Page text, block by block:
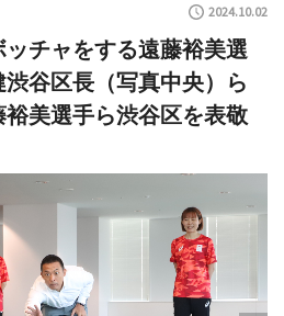
2024.10.02
チャをする遠藤裕美選
谷区長（写真中央）ら
美選手ら渋谷区を表敬